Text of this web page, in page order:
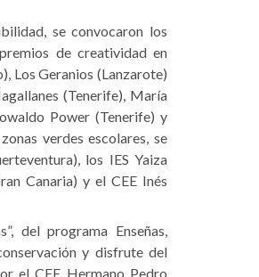
se convocaron los
de creatividad en
Los Geranios (Lanzarote)
(Tenerife), María
Power (Tenerife) y
verdes escolares, se
los IES Yaiza
Canaria) y el CEE Inés
del programa Enseñas,
y disfrute del
el CEE Hermano Pedro